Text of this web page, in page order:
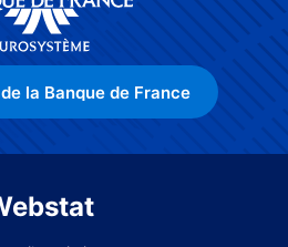
la Banque de France